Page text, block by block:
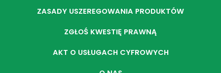
ZASADY USZEREGOWANIA PRODUKTÓW
ZGŁOŚ KWESTIĘ PRAWNĄ
AKT O USŁUGACH CYFROWYCH